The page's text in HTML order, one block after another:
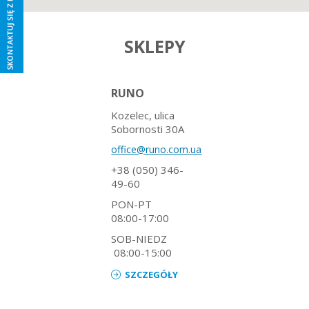
SKLEPY
RUNO
Kozelec, ulica
Sobornosti 30A
office@runo.com.ua
+38 (050) 346-
49-60
PON-PT
08:00-17:00
SOB-NIEDZ
08:00-15:00
SZCZEGÓŁY